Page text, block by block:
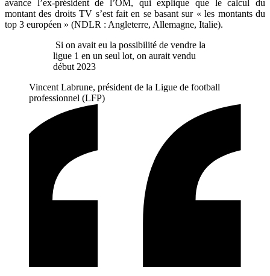
avance l’ex-président de l’OM, qui explique que le calcul du
montant des droits TV s’est fait en se basant sur « les montants du
top 3 européen » (NDLR : Angleterre, Allemagne, Italie).
Si on avait eu la possibilité de vendre la
ligue 1 en un seul lot, on aurait vendu
début 2023
Vincent Labrune, président de la Ligue de football
professionnel (LFP)